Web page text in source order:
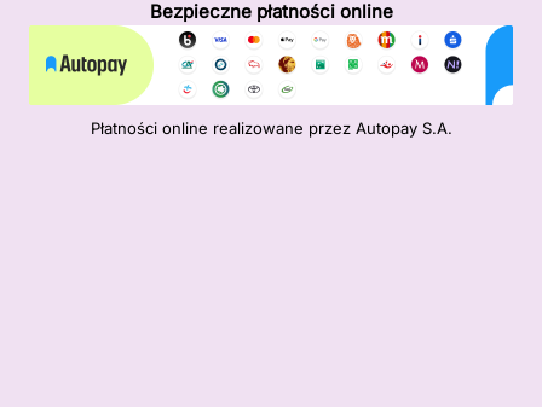
Bezpieczne płatności online
Płatności online realizowane przez Autopay S.A.